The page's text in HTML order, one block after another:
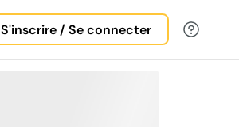
S'inscrire / Se connecter